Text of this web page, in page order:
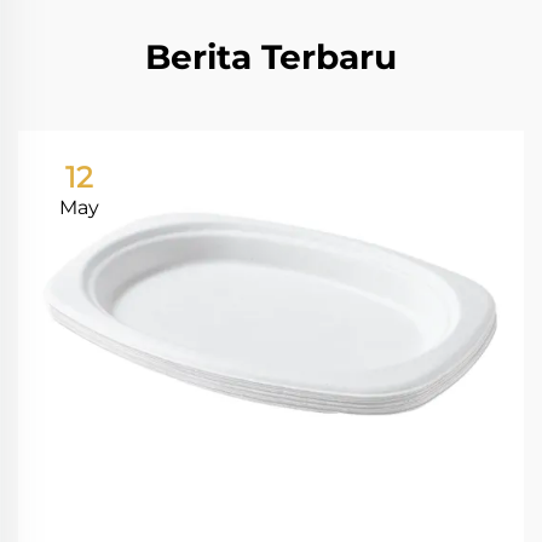
Berita Terbaru
12
May